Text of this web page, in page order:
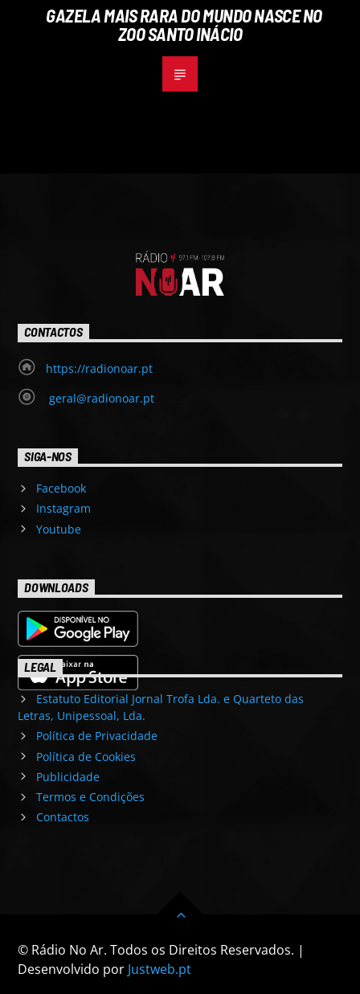
GAZELA MAIS RARA DO MUNDO NASCE NO
ZOO SANTO INÁCIO
CONTACTOS
https://radionoar.pt
geral@radionoar.pt
SIGA-NOS
Facebook
Instagram
Youtube
DOWNLOADS
LEGAL
Estatuto Editorial Jornal Trofa Lda. e Quarteto das
Letras, Unipessoal, Lda.
Política de Privacidade
Política de Cookies
Publicidade
Termos e Condições
Contactos
© Rádio No Ar. Todos os Direitos Reservados. |
Desenvolvido por Justweb.pt